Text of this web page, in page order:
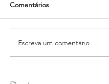
Comentários
Escreva um comentário